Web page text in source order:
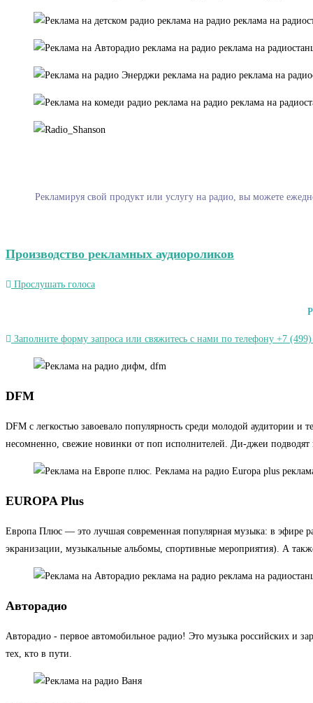
Рекламируя свой продукт или услугу на радио, вы можете
Производство рекламных аудиороликов
Прослушать голоса
Заполните форму запроса или свяжитесь с нами по телефону +7
DFM
DFM с легкостью завоевало популярность среди молодой
несомненно, свежие новинки от поп исполнителей. Ди-джеи
EUROPA Plus
Европа Плюс — это лучшая современная популярная музыка: в эфире
экранизации, музыкальные альбомы, спортивные мероприятия). А
Авторадио
Авторадио - первое автомобильное радио! Это музыка российских и
тех, кто в пути.